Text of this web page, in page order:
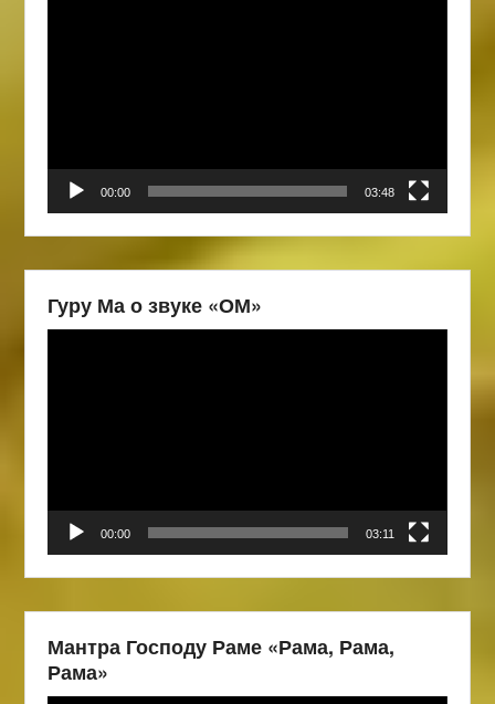
00:00 03:48
Гуру Ма о звуке «ОМ»
00:00 03:11
Мантра Господу Раме «Рама, Рама,
Рама»